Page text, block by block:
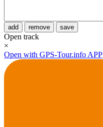
add remove save
Open track
×
Open with GPS-Tour.info APP